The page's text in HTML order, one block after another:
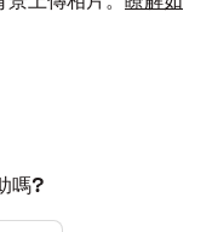
嗎?